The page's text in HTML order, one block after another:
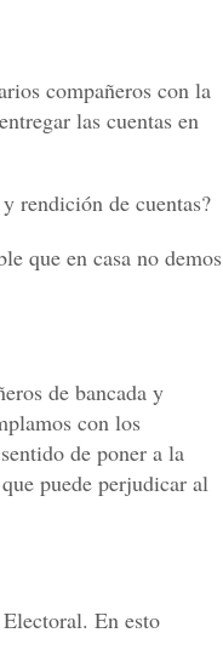
compañeros con la
las cuentas en
rendición de cuentas?
que en casa no demos
de bancada y
con los
de poner a la
puede perjudicar al
En esto